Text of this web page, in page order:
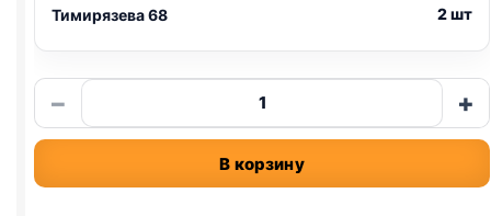
Тимирязева 68 2 шт
−
Количество
товара
Дразнилка-
"Норковый
+
В корзину